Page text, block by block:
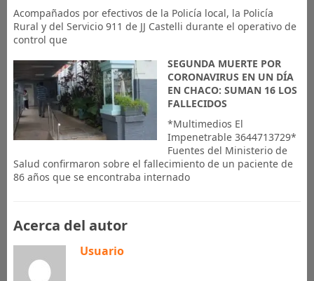
Acompañados por efectivos de la Policía local, la Policía
Rural y del Servicio 911 de JJ Castelli durante el operativo de
control que
SEGUNDA MUERTE POR
CORONAVIRUS EN UN DÍA
EN CHACO: SUMAN 16 LOS
FALLECIDOS
*Multimedios El
Impenetrable 3644713729*
Fuentes del Ministerio de
Salud confirmaron sobre el fallecimiento de un paciente de
86 años que se encontraba internado
Acerca del autor
Usuario